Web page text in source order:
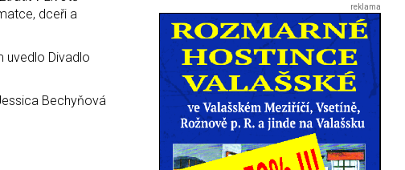
dceři a
uvedlo Divadlo
Bechyňová